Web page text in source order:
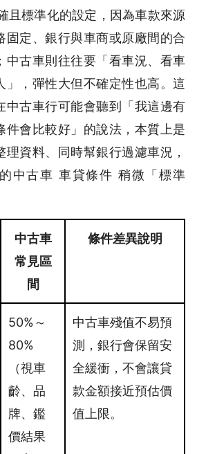
且標準化的設定，因為車款來源
固定、銀行與車商或原廠間的合
中古車則往往要「看車況、看車
」，彈性大但不確定性也高。這
中古車行可能會聽到「我這邊有
件會比較好」的說法，本質上是
理資料、同時幫銀行過濾車況，
中古車 車貸條件 稍微「標準
中古車
常見區
間
條件差異說明
50%～
80%
（視車
齡、品
牌、鑑
價結果
中古車殘值不易預
測，銀行會保留安
全緩衝，不會讓貸
款金額接近預估價
值上限。